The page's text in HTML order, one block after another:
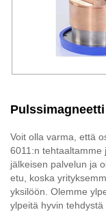
Pulssimagneetti
Voit olla varma, että
6011:n tehtaaltamme
jälkeisen palvelun ja
etu, koska
yksilöön. Olemme
ylpeitä hyvin tehdystä